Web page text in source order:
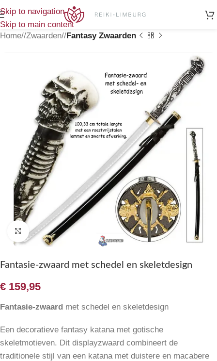
Skip to navigation
Skip to main content
Home/ Zwaarden/ Fantasy Zwaarden
Klik om te vergroten
Fantasie-zwaard met schedel en skeletdesign
€ 159,95
Fantasie-zwaard met schedel en skeletdesign
Een decoratieve fantasy katana met gotische
skeletmotieven. Dit displayzwaard combineert de
traditionele stijl van een katana met duistere en macabere